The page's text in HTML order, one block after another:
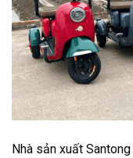
Nhà sản xuất